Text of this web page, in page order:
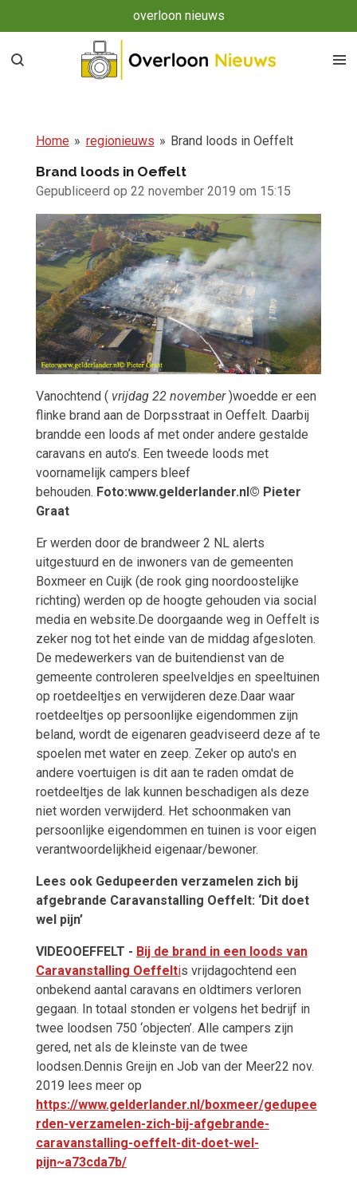
direct
naar
overloon nieuws
Home » regionieuws » Brand loods in Oeffelt
Brand loods in Oeffelt
Gepubliceerd op 22 november 2019 om 15:15
Vanochtend ( vrijdag 22 november)woedde er een
flinke brand aan de Dorpsstraat in Oeffelt. Daarbij
brandde een loods af met onder andere gestalde
caravans en auto’s. Een tweede loods met
voornamelijk campers bleef
behouden. Foto:www.gelderlander.nl© Pieter
Graat
Er werden door de brandweer 2 NL alerts
uitgestuurd en de inwoners van de gemeenten
Boxmeer en Cuijk (de rook ging noordoostelijke
richting) werden op de hoogte gehouden via social
media en website.De doorgaande weg in Oeffelt is
zeker nog tot het einde van de middag afgesloten.
De medewerkers van de buitendienst van de
gemeente controleren speelveldjes en speeltuinen
op roetdeeltjes en verwijderen deze.Daar waar
roetdeeltjes op persoonlijke eigendommen zijn
beland, wordt de eigenaren geadviseerd deze af te
spoelen met water en zeep. Zeker op auto's en
andere voertuigen is dit aan te raden omdat de
roetdeeltjes de lak kunnen beschadigen als deze
niet worden verwijderd. Het schoonmaken van
persoonlijke eigendommen en tuinen is voor eigen
verantwoordelijkheid eigenaar/bewoner.
Lees ook Gedupeerden verzamelen zich bij
afgebrande Caravanstalling Oeffelt: ‘Dit doet
wel pijn’
VIDEOOEFFELT - Bij de brand in een loods van
Caravanstalling Oeffeltis vrijdagochtend een
onbekend aantal caravans en oldtimers verloren
gegaan. In totaal stonden er volgens het bedrijf in
twee loodsen 750 ‘objecten’. Alle campers zijn
gered, net als de kleinste van de twee
loodsen.Dennis Greijn en Job van der Meer22 nov.
2019 lees meer op
https://www.gelderlander.nl/boxmeer/gedupee
rden-verzamelen-zich-bij-afgebrande-
caravanstalling-oeffelt-dit-doet-wel-
pijn~a73cda7b/